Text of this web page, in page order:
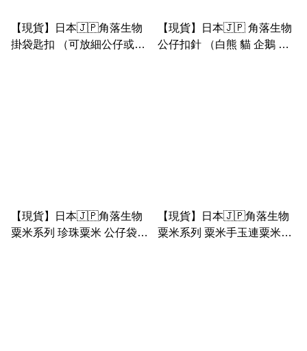
【現貨】日本🇯🇵角落生物
掛袋匙扣 （可放細公仔或小
【現貨】日本🇯🇵 角落生物
公仔扣針 （白熊 貓 企鵝 豬
【現貨】日本🇯🇵角落生物
粟米系列 珍珠粟米 公仔袋匙
【現貨】日本🇯🇵角落生物
粟米系列 粟米手玉連粟米湯